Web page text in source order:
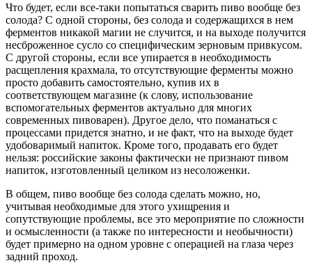
Что будет, если все-таки попытаться сварить пиво вообще без
солода? С одной стороны, без солода и содержащихся в нем
ферментов никакой магии не случится, и на выходе получится
несброженное сусло со специфическим зерновым привкусом.
С другой стороны, если все упирается в необходимость
расщепления крахмала, то отсутствующие ферменты можно
просто добавить самостоятельно, купив их в
соответствующем магазине (к слову, использование
вспомогательных ферментов актуально для многих
современных пивоварен). Другое дело, что поманаться с
процессами придется знатно, и не факт, что на выходе будет
удобоваримый напиток. Кроме того, продавать его будет
нельзя: российские законы фактически не признают пивом
напиток, изготовленный целиком из несоложенки.
В общем, пиво вообще без солода сделать можно, но,
учитывая необходимые для этого ухищрения и
сопутствующие проблемы, все это мероприятие по сложности
и осмысленности (а также по интересности и необычности)
будет примерно на одном уровне с операцией на глаза через
задний проход.